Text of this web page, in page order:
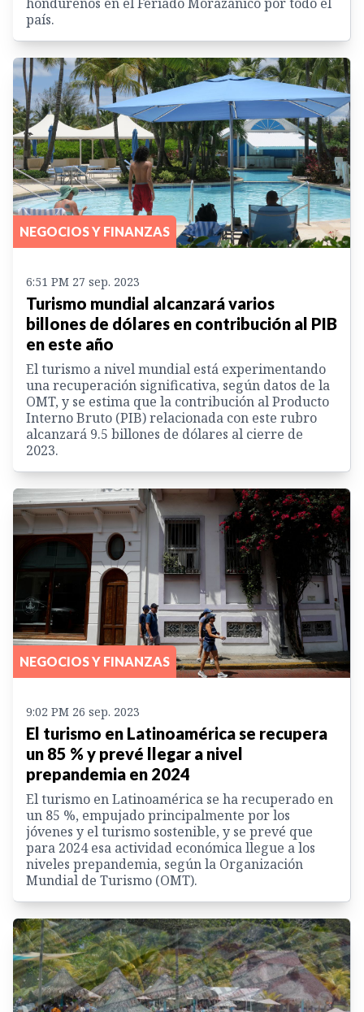
país.
NEGOCIOS Y FINANZAS
6:51 PM 27 sep. 2023
Turismo mundial alcanzará varios
billones de dólares en contribución al PIB
en este año
El turismo a nivel mundial está experimentando
una recuperación significativa, según datos de la
OMT, y se estima que la contribución al Producto
Interno Bruto (PIB) relacionada con este rubro
alcanzará 9.5 billones de dólares al cierre de
2023.
NEGOCIOS Y FINANZAS
9:02 PM 26 sep. 2023
El turismo en Latinoamérica se recupera
un 85 % y prevé llegar a nivel
prepandemia en 2024
El turismo en Latinoamérica se ha recuperado en
un 85 %, empujado principalmente por los
jóvenes y el turismo sostenible, y se prevé que
para 2024 esa actividad económica llegue a los
niveles prepandemia, según la Organización
Mundial de Turismo (OMT).